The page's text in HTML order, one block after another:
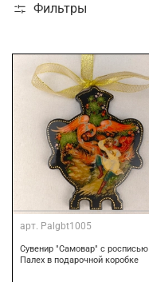
Фильтры
арт. Palgbt1005
Сувенир "Самовар" с росписью
Палех в подарочной коробке